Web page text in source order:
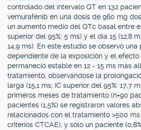
controlado del intervalo QT en 132
vemurafenib en una dosis de 960 mg
un aumento medio del QTc basal entre
superior del 95%: 5 ms) y el día 15 (12,8
14,9 ms). En este estudio se observó
dependiente de la exposición y el efecto
permaneció estable en 12 - 15 ms más
tratamiento, observándose la
larga (15,1 ms; IC superior del 95%: 17,7
primeros meses de tratamiento (n=90
pacientes (1,5%) se registraron valores
relacionados con el tratamiento >500
criterios CTCAE), y sólo un paciente